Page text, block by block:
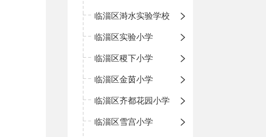
临淄区溡水实验学校
临淄区实验小学
临淄区稷下小学
临淄区金茵小学
临淄区齐都花园小学
临淄区雪宫小学